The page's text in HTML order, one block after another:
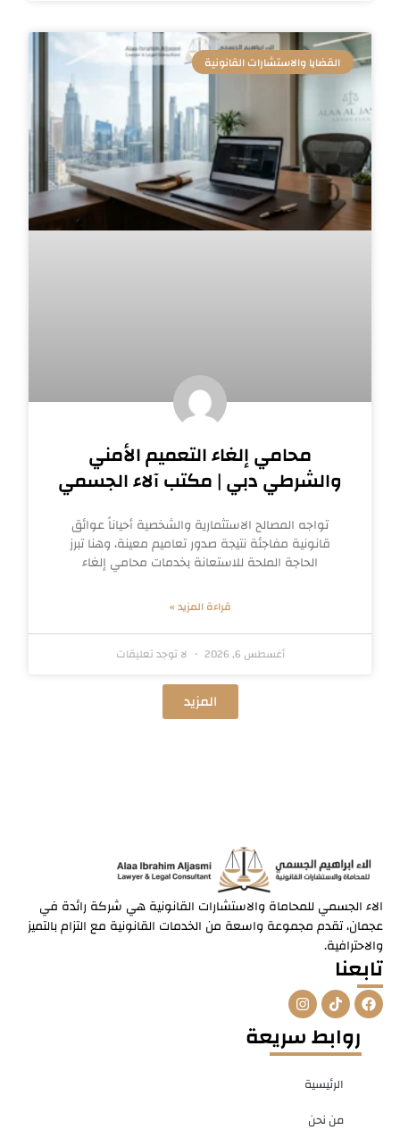
القضايا والاستشارات القانونية
محامي إلغاء التعميم الأمني
والشرطي دبي | مكتب آلاء الجسمي
تواجه المصالح الاستثمارية والشخصية أحياناً عوائق
قانونية مفاجئة نتيجة صدور تعاميم معينة، وهنا تبرز
الحاجة الملحة للاستعانة بخدمات محامي إلغاء
قراءة المزيد »
أغسطس 6, 2026 لا توجد تعليقات
المزيد
الاء الجسمي للمحاماة والاستشارات القانونية هي شركة رائدة في
عجمان، تقدم مجموعة واسعة من الخدمات القانونية مع التزام بالتميز
والاحترافية.
تابعنا
F
a
c
b
T
i
k
t
o
I
n
s
t
a
روابط سريعة
الرئيسية
من نحن